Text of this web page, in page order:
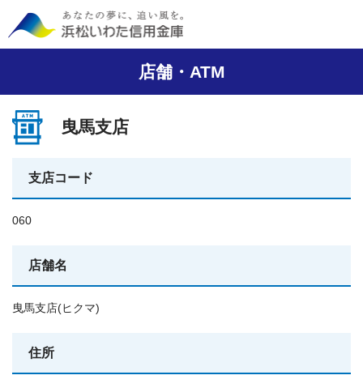
店舗・ATM
曳馬支店
支店コード
060
店舗名
曳馬支店(ヒクマ)
住所